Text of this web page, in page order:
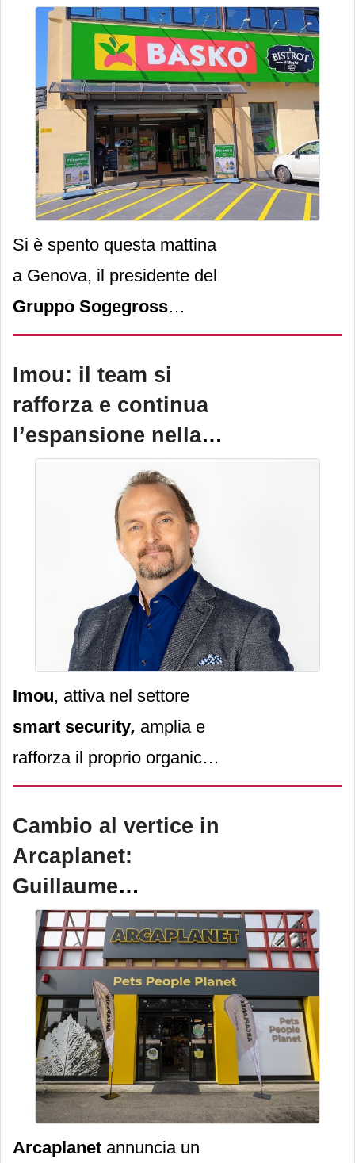
presidente
Vittorio Gattiglia
Si è spento questa mattina
a Genova, il presidente del
Gruppo Sogegross
Vittorio Gattigliaall’età di
94 anni.
Imou: il team si
rafforza e continua
l’espansione nella
smart security
Imou, attiva nel settore
smart security, amplia e
rafforza il proprio organico
per rispondere con ancora
maggiore forza e visione
all’espansione sui mercati
italiani e internazionali.
Cambio al vertice in
Arcaplanet:
Guillaume
Seneclauze
nominato ad
Arcaplanet annuncia un